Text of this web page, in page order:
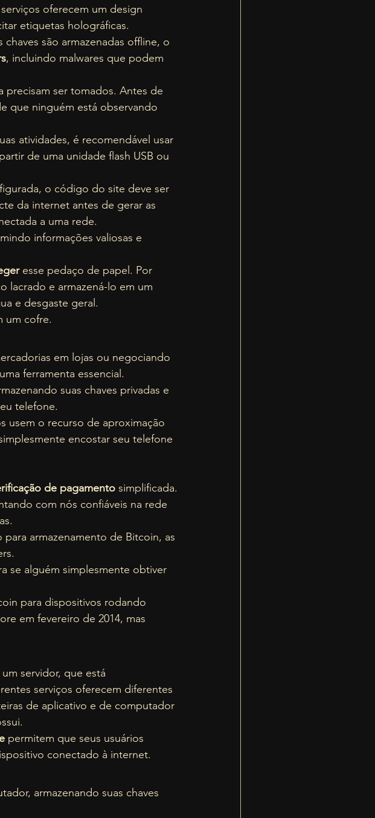
oferecem um design
etiquetas holográficas.
são armazenadas offline, o
, incluindo malwares que podem
precisam ser tomados. Antes de
que ninguém está observando
atividades, é recomendável usar
de uma unidade flash USB ou
o código do site deve ser
da internet antes de gerar as
a uma rede.
informações valiosas e
esse pedaço de papel. Por
lacrado e armazená-lo em um
e desgaste geral.
um cofre.
em lojas ou negociando
ferramenta essencial.
suas chaves privadas e
telefone.
usem o recurso de aproximação
encostar seu telefone
de pagamento simplificada.
com nós confiáveis ​​na rede
armazenamento de Bitcoin, as
se alguém simplesmente obtiver
para dispositivos rodando
em fevereiro de 2014, mas
servidor, que está
serviços oferecem diferentes
de aplicativo e de computador
permitem que seus usuários
conectado à internet.
armazenando suas chaves